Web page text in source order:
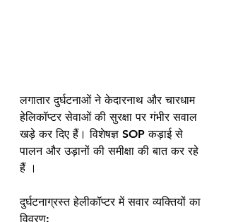
लगातार दुर्घटनाओं ने केदारनाथ और चारधाम
हेलिकॉप्टर सेवाओं की सुरक्षा पर गंभीर सवाल
खड़े कर दिए हैं। विशेषज्ञ SOP कड़ाई से
पालन और उड़ानों की समीक्षा की बात कर रहे
हैं ।
दुर्घटनाग्रस्त हेलीकॉप्टर में सवार व्यक्तियों का
विवरण: